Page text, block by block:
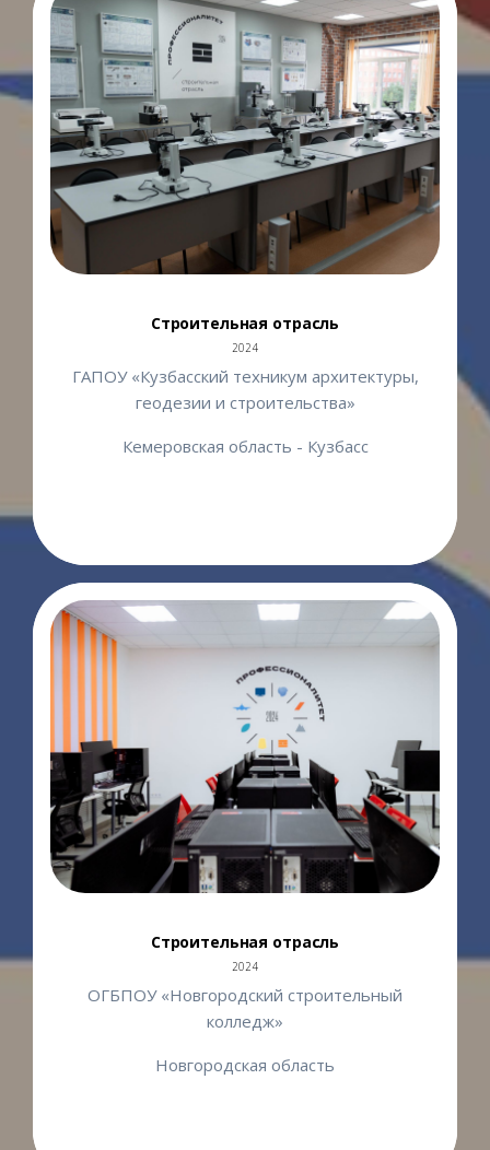
Строительная отрасль
2024
ГАПОУ «Кузбасский техникум архитектуры,
геодезии и строительства»
Кемеровская область - Кузбасс
Строительная отрасль
2024
ОГБПОУ «Новгородский строительный
колледж»
Новгородская область